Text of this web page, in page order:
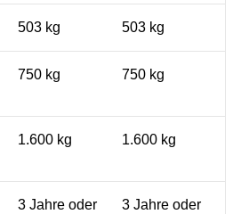
503 kg 503 kg
750 kg 750 kg
1.600 kg 1.600 kg
3 Jahre oder
3 Jahre oder